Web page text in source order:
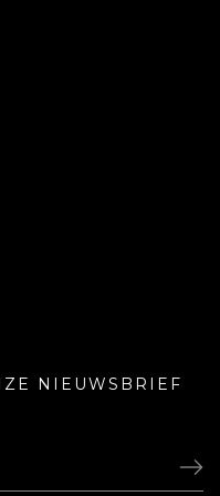
NIEUWSBRIEF